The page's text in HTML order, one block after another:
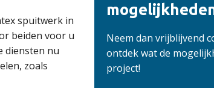
spuitwerk in
beiden voor u
diensten nu
zoals
Neem dan vrijblijvend
ontdek wat de
project!